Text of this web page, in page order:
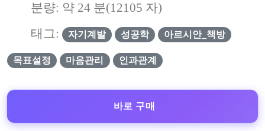
분량: 약 24 분(12105 자)
태그:
자기계발 성공학 아르시안_책방
목표설정 마음관리 인과관계
바로 구매